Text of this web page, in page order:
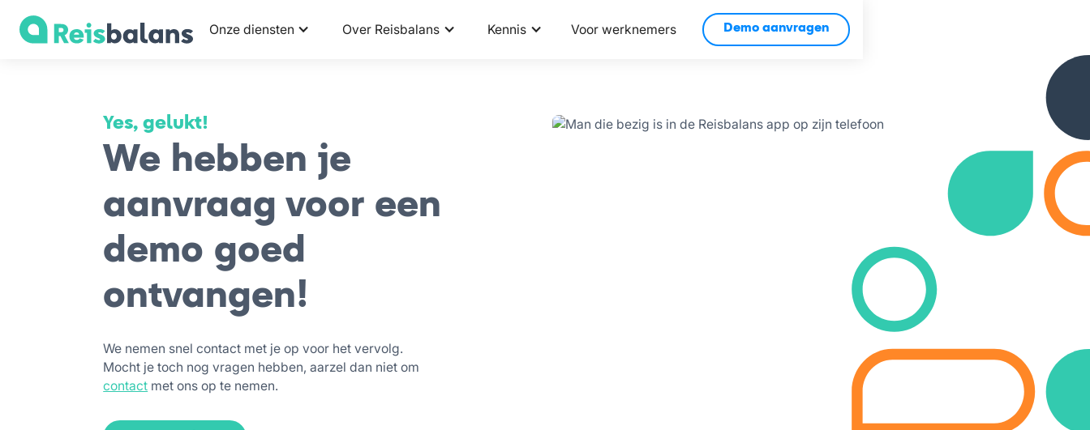
Onze diensten Over Reisbalans Kennis Voor werknemers Demo aanvragen
Yes, gelukt!
We hebben je
aanvraag voor een
demo goed
ontvangen!
We nemen snel contact met je op voor het vervolg.
Mocht je toch nog vragen hebben, aarzel dan niet om
contact met ons op te nemen.